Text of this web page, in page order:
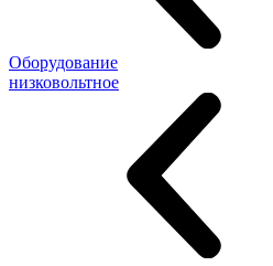
Оборудование
низковольтное